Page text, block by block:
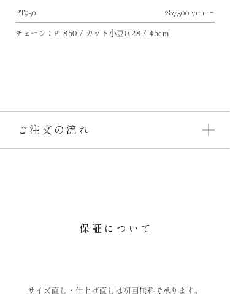
PT950 287,500 yen ～
チェーン：PT850 / カット小豆0.28 / 45cm
ご注文の流れ
保証について
サイズ直し・仕上げ直しは初回無料で承ります。